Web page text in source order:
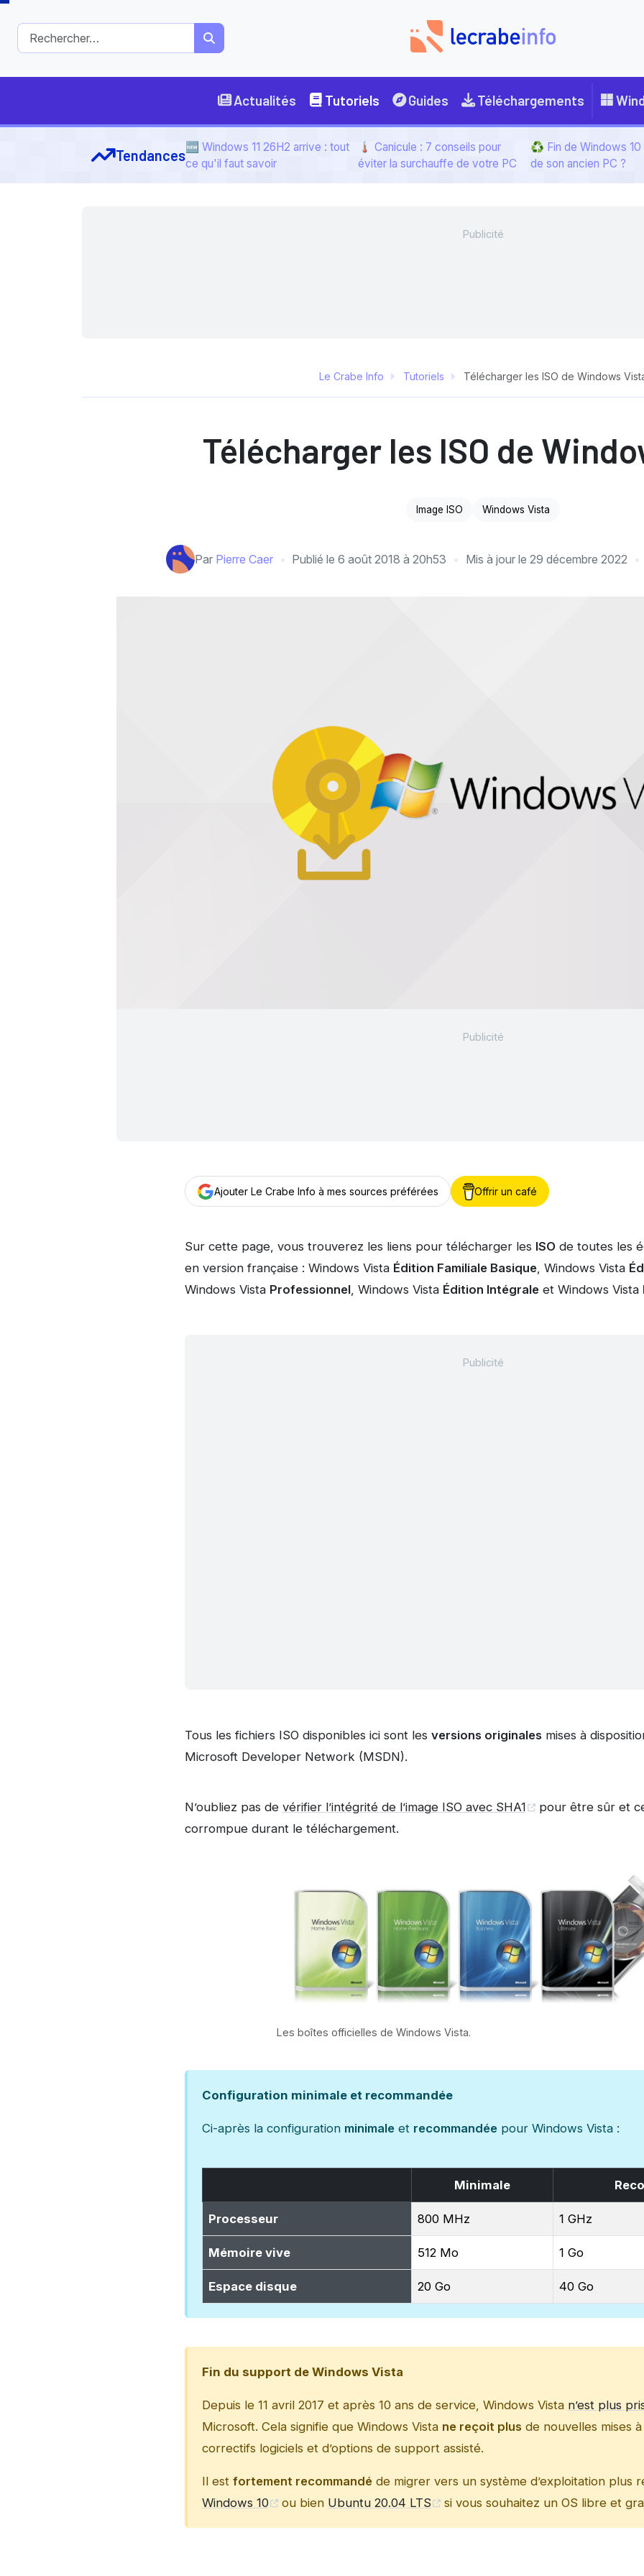
Actualités Tutoriels Guides Téléchargements
Tendances🆕 Windows 11 26H2 arrive : tout
ce qu'il faut savoir
🌡️ Canicule : 7 conseils pour
éviter la surchauffe de votre PC
♻️ Fin de Windows 10
de son ancien PC ?
Le Crabe Info Tutoriels Télécharger les ISO de Windows
Télécharger les ISO de
Image ISO Windows Vista
Par Pierre Caer Publié le6 août 2018 à 20h53 Mis à jour le 29 décembre 2022
Ajouter Le Crabe Info à mes sources préférées Offrir un café
Sur cette page, vous trouverez les liens pour télécharger les ISO de toutes les
en version française : Windows Vista Édition Familiale Basique, Windows Vista
Windows Vista Professionnel, Windows Vista Édition Intégraleet Windows Vista
Tous les fichiers ISO disponibles ici sont les versions originalesmises à
Microsoft Developer Network (MSDN).
N’oubliez pas de vérifier l’intégrité de l’image ISO avec SHA1
pour être sûr et
corrompue durant le téléchargement.
Les boîtes officielles de Windows Vista.
Configuration minimale et recommandée
Ci-après la configuration minimaleet recommandéepour Windows Vista :
Minimale
Processeur 800 MHz 1 GHz
Mémoire vive 512 Mo 1 Go
Espace disque 20 Go 40 Go
Fin du support de Windows Vista
Depuis le 11 avril 2017 et après 10 ans de service, Windows Vista n’est plus
Microsoft. Cela signifie que Windows Vista ne reçoit plus de nouvelles mises
correctifs logiciels et d’options de support assisté.
Il est fortement recommandéde migrer vers un système d’exploitation plus
Windows 10
ou bien Ubuntu 20.04 LTS si vous souhaitez un OS libre et